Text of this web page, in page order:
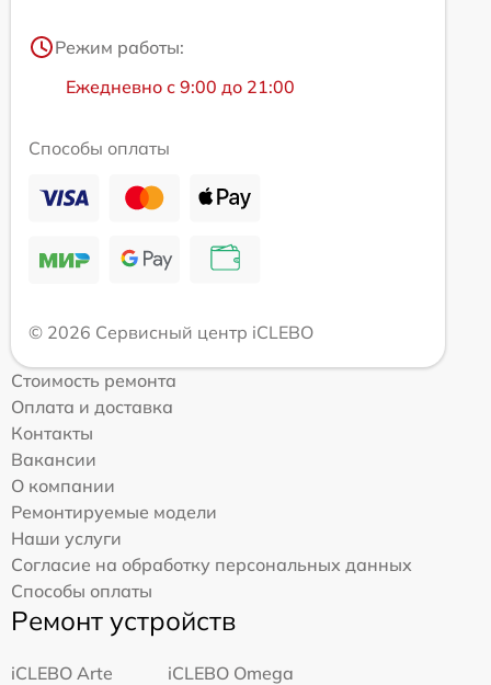
Режим работы:
Ежедневно с 9:00 до 21:00
Способы оплаты
© 2026 Сервисный центр iCLEBO
Стоимость ремонта
Оплата и доставка
Контакты
Вакансии
О компании
Ремонтируемые модели
Наши услуги
Согласие на обработку персональных данных
Способы оплаты
Ремонт устройств
iCLEBO Arte
iCLEBO Omega